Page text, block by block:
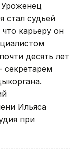
Уроженец
стал судьей
карьеру он
десять лет
секретарем
Ильяса
при